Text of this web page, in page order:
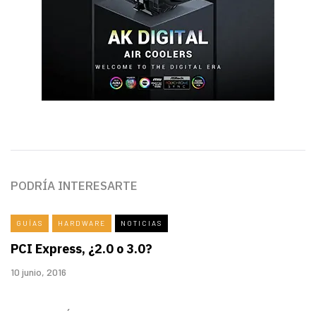
PODRÍA INTERESARTE
GUÍAS HARDWARE NOTICIAS
PCI Express, ¿2.0 o 3.0?
10 junio, 2016